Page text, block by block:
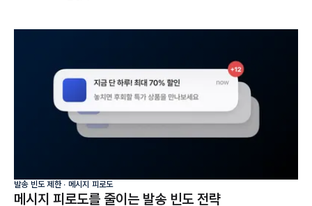
발송 빈도 제한 ∙ 메시지 피로도
메시지 피로도를 줄이는 발송 빈도 전략